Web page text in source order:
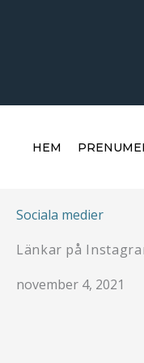
HEM
Sociala medier
Länkar på
november 4, 2021